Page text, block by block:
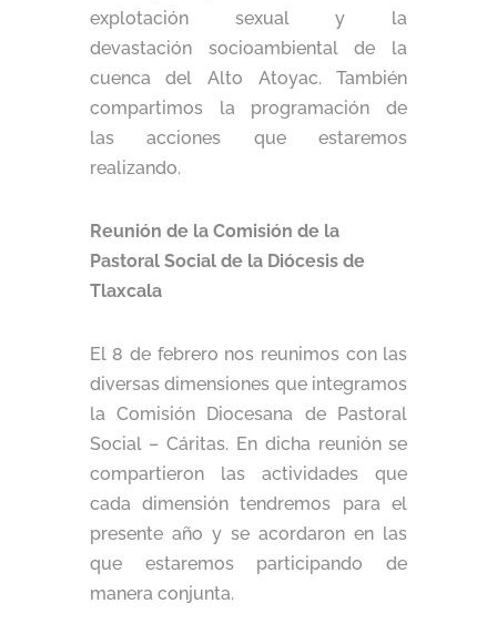
explotación sexual y la
devastación socioambiental de la
cuenca del Alto Atoyac. También
compartimos la programación de
las acciones que estaremos
realizando.
Reunión de la Comisión de la
Pastoral Social de la Diócesis de
Tlaxcala
El 8 de febrero nos reunimos con las
diversas dimensiones que integramos
la Comisión Diocesana de Pastoral
Social – Cáritas. En dicha reunión se
compartieron las actividades que
cada dimensión tendremos para el
presente año y se acordaron en las
que estaremos participando de
manera conjunta.